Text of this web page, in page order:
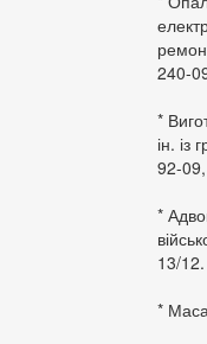
240-
*
ін. із
92-
*
13/
*